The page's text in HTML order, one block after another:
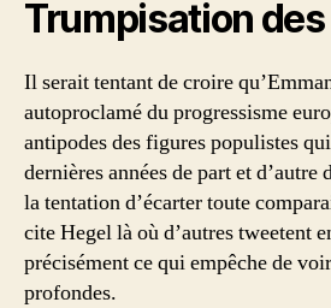
Trumpisation
Il serait tentant de croire
autoproclamé du progressisme
antipodes des figures populistes
dernières années de part et
la tentation d’écarter toute
cite Hegel là où d’autres tweetent
précisément ce qui empêche de
profondes.